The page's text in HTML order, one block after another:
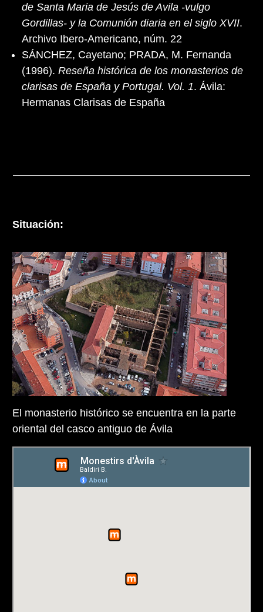
de Santa Maria de Jesús de Avila -vulgo
Gordillas- y la Comunión diaria en el siglo XVII.
Archivo Ibero-Americano, núm. 22
SÁNCHEZ, Cayetano; PRADA, M. Fernanda
(1996). Reseña histórica de los monasterios de
clarisas de España y Portugal. Vol. 1. Ávila:
Hermanas Clarisas de España
Situación:
El monasterio histórico se encuentra en la parte
oriental del casco antiguo de Ávila